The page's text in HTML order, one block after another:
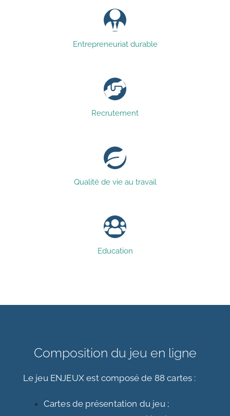
Entrepreneuriat durable
Recrutement
Qualité de vie au travail
Education
Composition du jeu en ligne
Le jeu ENJEUX est composé de 88 cartes :
Cartes de présentation du jeu ;